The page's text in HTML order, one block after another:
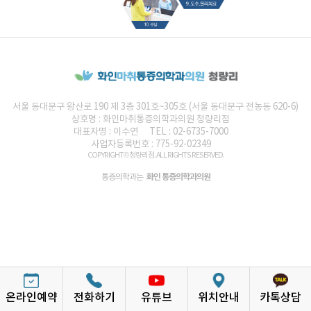
서울 동대문구 왕산로 190 제 3층 301호~305호 (서울 동대문구 전농동 620-6)
상호명 : 화인마취통증의학과의원 청량리점
대표자명 : 이수연
TEL : 02-6735-7000
사업자등록번호 : 775-92-02349
COPYRIGHT© 청량리점. ALL RIGHTS RESERVED.
통증의학과는 화인 통증의학과의원
온라인예약 전화하기 유튜브 위치안내 카톡상담